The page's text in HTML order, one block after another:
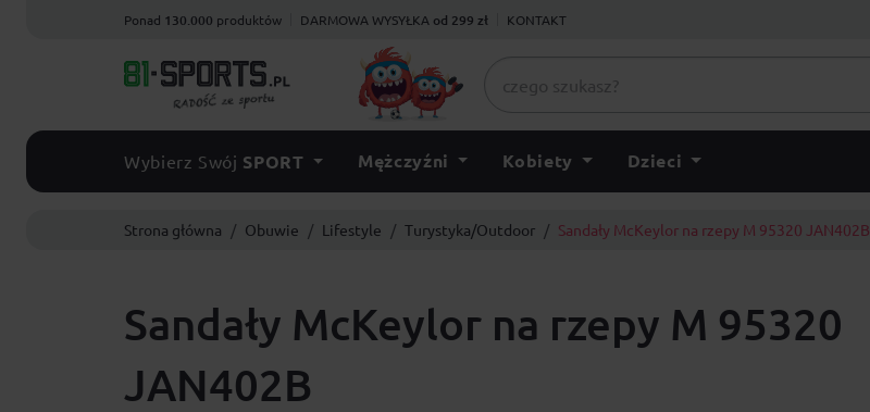
Ponad 130.000 produktów DARMOWA WYSYŁKA od 299 zł KONTAKT
Wybierz Swój SPORT Mężczyźni Kobiety Dzieci
Strona główna Obuwie Lifestyle Turystyka/Outdoor Sandały McKeylor na rzepy M 95320 JAN402B
Sandały McKeylor na rzepy M 95320
JAN402B